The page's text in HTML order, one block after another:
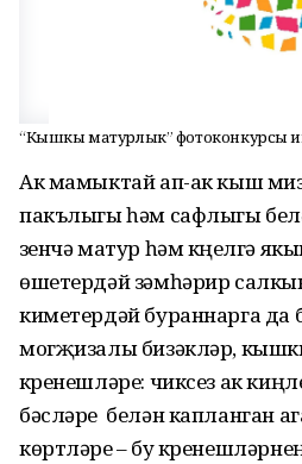
“Кышкы матурлык” фотоконкурсы
Ак мамыктай ап-ак кыш
пакълыгы һәм сафлыгы
үзенчә матур һәм күңелгә
өшетердәй зәмһәрир
киметердәй бураннарга да
могҗизалы бизәкләр,
күренешләре: чиксез ак
бәсләре белән капланган
көртләре – бу